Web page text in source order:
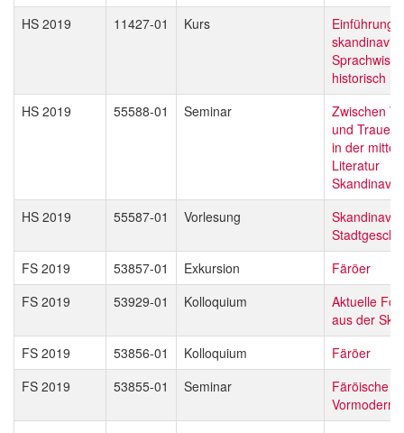
HS 2019
11427-01 Kurs
Einführung
historisch
HS 2019
55588-01 Seminar
Zwischen
und Trauer
in der
Literatur
HS 2019
55587-01 Vorlesung
FS 2019
53857-01 Exkursion
Färöer
FS 2019
53929-01 Kolloquium
Aktuelle
aus der
FS 2019
53856-01 Kolloquium
Färöer
FS 2019
53855-01 Seminar
Färöische
Vormoderne